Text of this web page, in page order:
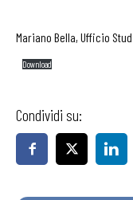
Mariano Bella, Ufficio
Download
Condividi su: